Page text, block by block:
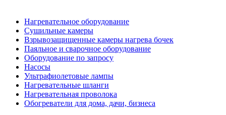
Нагревательное оборудование
Сушильные камеры
Взрывозащищенные камеры нагрева бочек
Паяльное и сварочное оборудование
Оборудование по запросу
Насосы
Ультрафиолетовые лампы
Нагревательные шланги
Нагревательная проволока
Обогреватели для дома, дачи, бизнеса